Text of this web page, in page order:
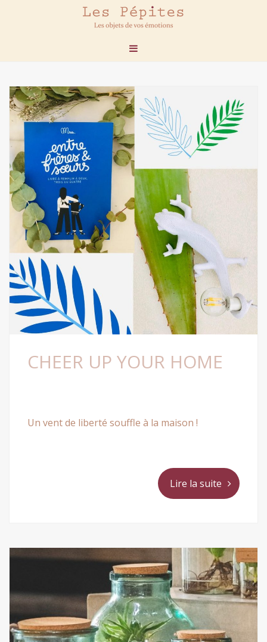
CHEER UP YOUR HOME
Un vent de liberté souffle à la maison !
Lire la suite